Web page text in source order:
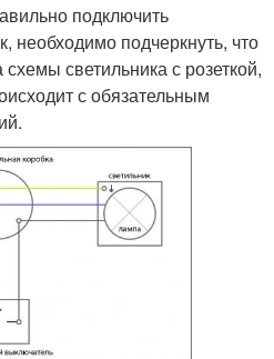
подключить
необходимо подчеркнуть, что
светильника с розеткой,
с обязательным